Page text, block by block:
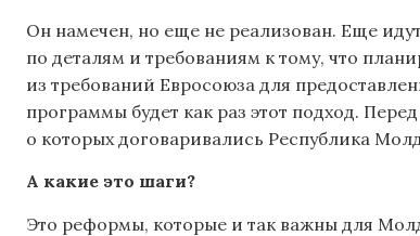
Он намечен, но еще не реализован. Еще
по деталям и требованиям к тому, что
из требований Евросоюза для
программы будет как раз этот подход.
о которых договаривались Республика
А какие это шаги?
Это реформы, которые и так важны для